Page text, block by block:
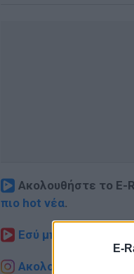
E-
Ακολουθήστε το E-
πιο hot νέα.
Εσύ μπήκες στο E-
Ακολουθήστε το E-